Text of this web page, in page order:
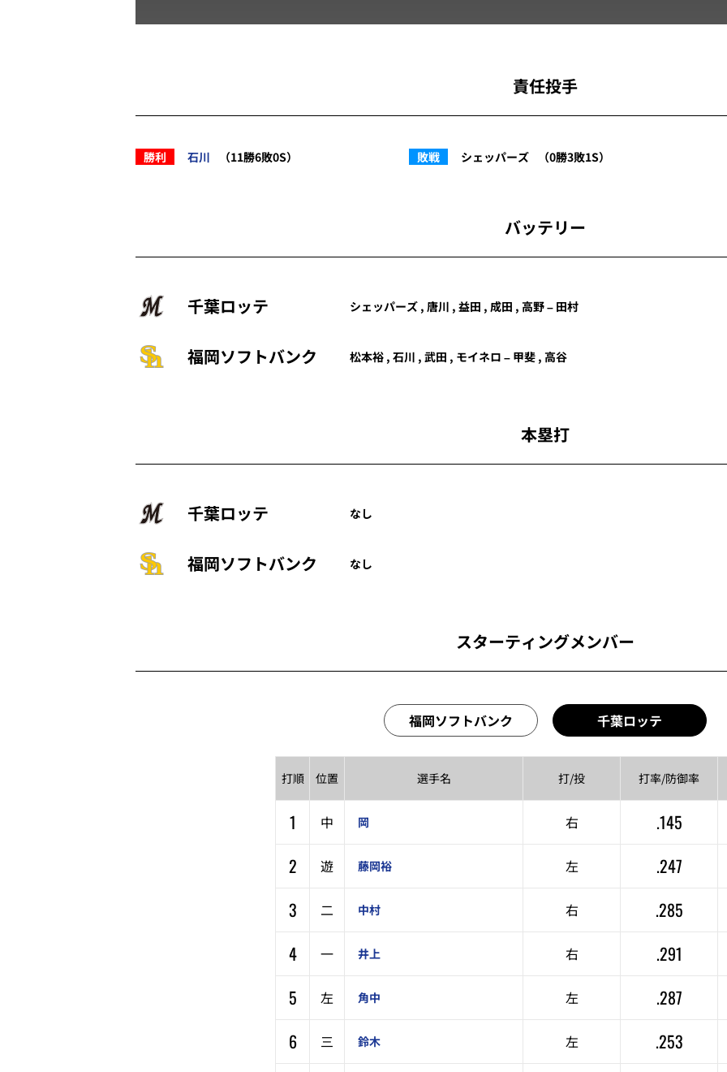
責任投手
勝利 石川 （11勝6敗0S） 敗戦 シェッパーズ （0勝3敗1S）
バッテリー
千葉ロッテ シェッパーズ , 唐川 , 益田 , 成田 , 高野– 田村
福岡ソフトバンク 松本裕 , 石川 , 武田 , モイネロ – 甲斐 , 高谷
本塁打
千葉ロッテ なし
福岡ソフトバンク なし
スターティングメンバー
福岡ソフトバンク 千葉ロッテ
打順 位置 選手名 打/投 打率/防御率
1 中 岡 右 .145
2
遊 藤岡裕 左 .247
3
二 中村 右 .285
4
一 井上 右 .291
5
左 角中 左 .287
6
三 鈴木 左 .253